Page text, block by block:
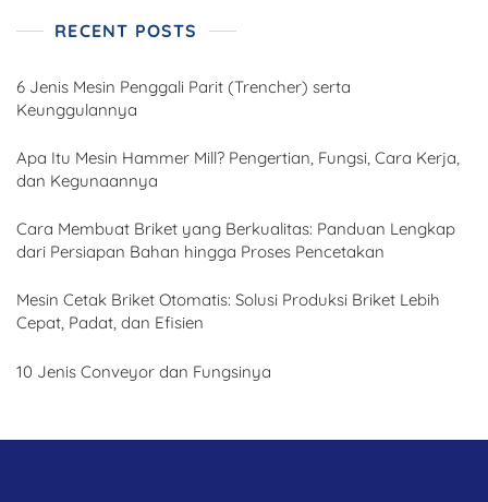
RECENT POSTS
6 Jenis Mesin Penggali Parit (Trencher) serta
Keunggulannya
Apa Itu Mesin Hammer Mill? Pengertian, Fungsi, Cara Kerja,
dan Kegunaannya
Cara Membuat Briket yang Berkualitas: Panduan Lengkap
dari Persiapan Bahan hingga Proses Pencetakan
Mesin Cetak Briket Otomatis: Solusi Produksi Briket Lebih
Cepat, Padat, dan Efisien
10 Jenis Conveyor dan Fungsinya